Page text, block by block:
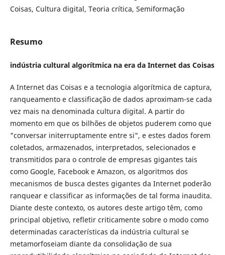
Coisas, Cultura digital, Teoria crítica, Semiformação
Resumo
indústria cultural algorítmica na era da Internet das Coisas
A Internet das Coisas e a tecnologia algorítmica de captura,
ranqueamento e classificação de dados aproximam-se cada
vez mais na denominada cultura digital. A partir do
momento em que os bilhões de objetos puderem como que
"conversar initerruptamente entre si", e estes dados forem
coletados, armazenados, interpretados, selecionados e
transmitidos para o controle de empresas gigantes tais
como Google, Facebook e Amazon, os algoritmos dos
mecanismos de busca destes gigantes da Internet poderão
ranquear e classificar as informações de tal forma inaudita.
Diante deste contexto, os autores deste artigo têm, como
principal objetivo, refletir criticamente sobre o modo como
determinadas características da indústria cultural se
metamorfoseiam diante da consolidação de sua